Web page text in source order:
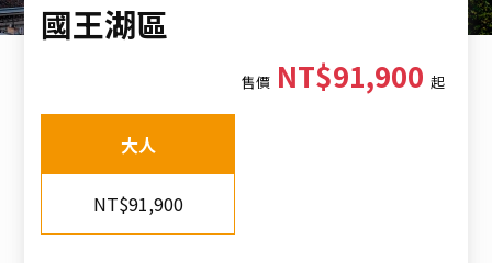
國王湖區
售價NT$91,900 起
大人
NT$91,900